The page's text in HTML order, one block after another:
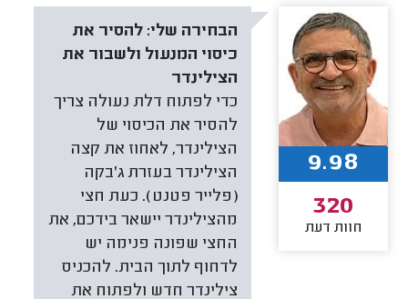
הבחירה שלי: להסיר את
כיסוי המנעול ולשבור את
הצילינדר
כדי לפתוח דלת נעולה צריך
להסיר את הכיסוי של
הצילינדר, לאחוז את קצה
הצילינדר בעזרת ג'בקה
(פלייר פטנט). כעת חצי
מהצילינדר יישאר בידכם, את
החצי שפונה פנימה יש
לדחוף לתוך הבית. להכניס
צילינדר חדש ולפתוח את
9.98
320
חוות דעת